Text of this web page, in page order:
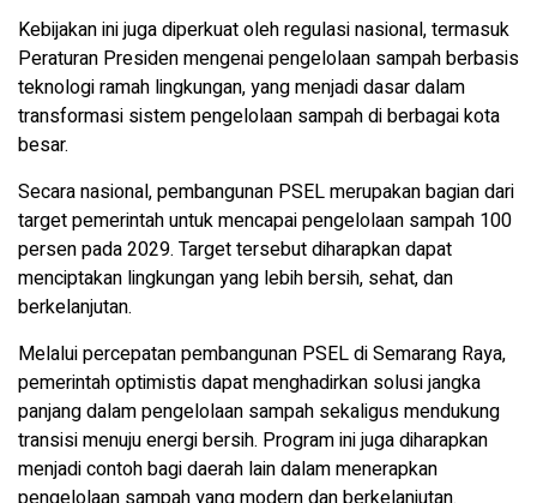
Kebijakan ini juga diperkuat oleh regulasi nasional, termasuk
Peraturan Presiden mengenai pengelolaan sampah berbasis
teknologi ramah lingkungan, yang menjadi dasar dalam
transformasi sistem pengelolaan sampah di berbagai kota
besar.
Secara nasional, pembangunan PSEL merupakan bagian dari
target pemerintah untuk mencapai pengelolaan sampah 100
persen pada 2029. Target tersebut diharapkan dapat
menciptakan lingkungan yang lebih bersih, sehat, dan
berkelanjutan.
Melalui percepatan pembangunan PSEL di Semarang Raya,
pemerintah optimistis dapat menghadirkan solusi jangka
panjang dalam pengelolaan sampah sekaligus mendukung
transisi menuju energi bersih. Program ini juga diharapkan
menjadi contoh bagi daerah lain dalam menerapkan